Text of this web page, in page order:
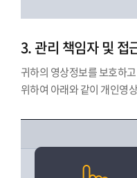
3. 관리 책임자 및 접
귀하의 영상정보를 보호하
위하여 아래와 같이 개인영